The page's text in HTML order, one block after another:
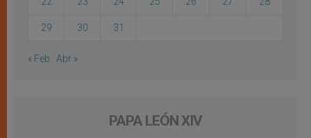
29 30 31
« Feb Abr »
PAPA LEÓN XIV